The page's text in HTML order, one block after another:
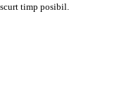
timp posibil.